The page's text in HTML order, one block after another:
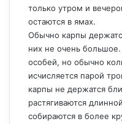
только утром и
остаются в ямах.
Обычно карпы
них не очень
особей, но обычно
исчисляется парой
карпы не держатся
растягиваются
собираются в более